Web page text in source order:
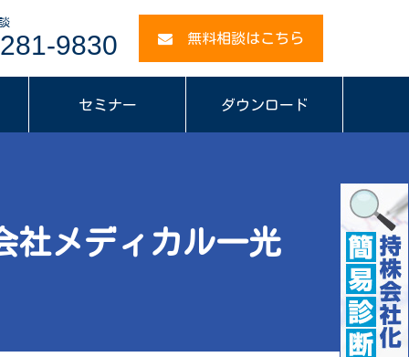
9830 無料相談はこちら
セミナー ダウンロード
社メディカル一光